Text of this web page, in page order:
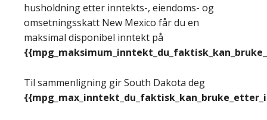
husholdning etter inntekts-, eiendoms- og
omsetningsskatt New Mexico får du en
maksimal disponibel inntekt på
Til sammenligning gir South Dakota deg